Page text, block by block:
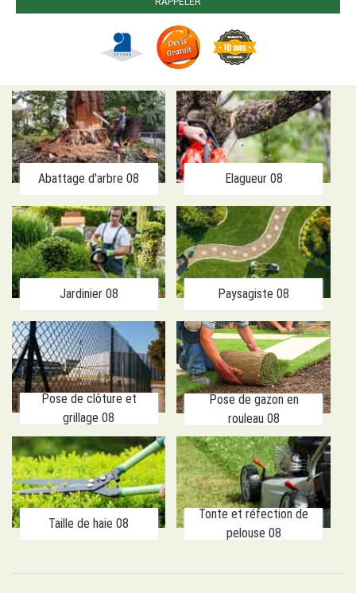
Abattage d'arbre 08 Elagueur 08
Jardinier 08 Paysagiste 08
Pose de clôture et
grillage 08
Pose de gazon en
rouleau 08
Taille de haie 08
Tonte et réfection de
pelouse 08